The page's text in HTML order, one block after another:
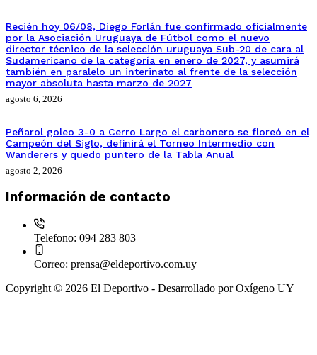
Recién hoy 06/08, Diego Forlán fue confirmado oficialmente
por la Asociación Uruguaya de Fútbol como el nuevo
director técnico de la selección uruguaya Sub-20 de cara al
Sudamericano de la categoría en enero de 2027, y asumirá
también en paralelo un interinato al frente de la selección
mayor absoluta hasta marzo de 2027
agosto 6, 2026
Peñarol goleo 3-0 a Cerro Largo el carbonero se floreó en el
Campeón del Siglo, definirá el Torneo Intermedio con
Wanderers y quedo puntero de la Tabla Anual
agosto 2, 2026
Información de contacto
Telefono: 094 283 803
Correo: prensa@eldeportivo.com.uy
Copyright © 2026 El Deportivo - Desarrollado por Oxígeno UY